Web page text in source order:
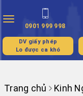
Toggle
navigation
0901 999 998
DV giấy phép
Lo được ca khó
Trang chủ Kinh